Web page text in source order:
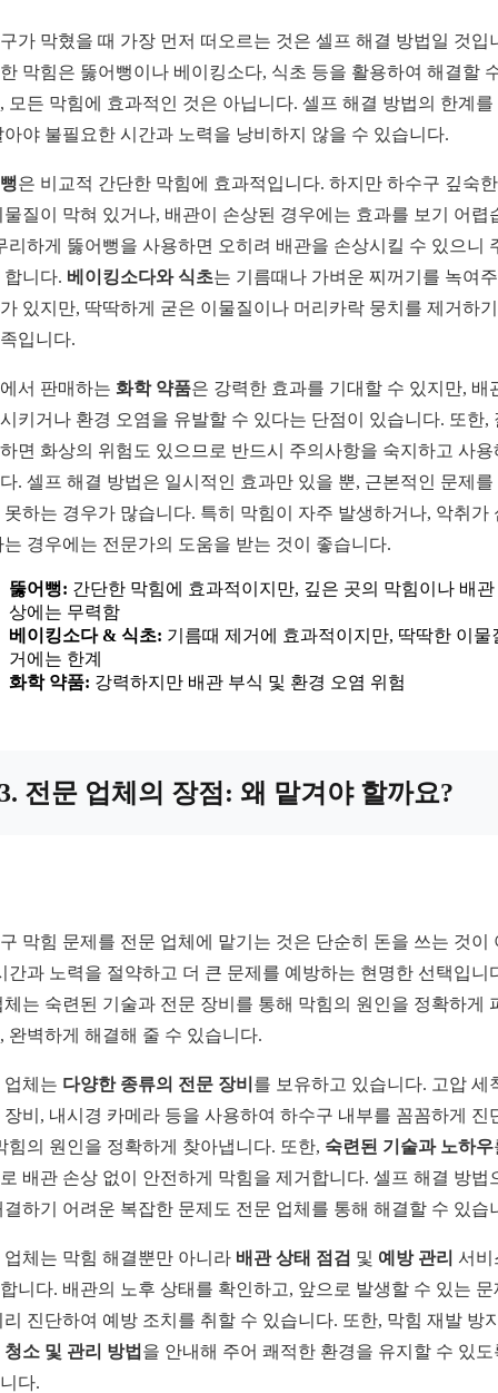
가 막혔을 때 가장 먼저 떠오르는 것은 셀프 해결 방법일 것입
막힘은 뚫어뻥이나 베이킹소다, 식초 등을 활용하여 해결할
모든 막힘에 효과적인 것은 아닙니다. 셀프 해결 방법의 한계를
아야 불필요한 시간과 노력을 낭비하지 않을 수 있습니다.
은 비교적 간단한 막힘에 효과적입니다. 하지만 하수구 깊숙
물질이 막혀 있거나, 배관이 손상된 경우에는 효과를 보기 어렵
리하게 뚫어뻥을 사용하면 오히려 배관을 손상시킬 수 있으니
합니다. 베이킹소다와 식초는 기름때나 가벼운 찌꺼기를 녹여
있지만, 딱딱하게 굳은 이물질이나 머리카락 뭉치를 제거하
입니다.
서 판매하는 화학 약품은 강력한 효과를 기대할 수 있지만, 배
키거나 환경 오염을 유발할 수 있다는 단점이 있습니다. 또한,
면 화상의 위험도 있으므로 반드시 주의사항을 숙지하고 사용
. 셀프 해결 방법은 일시적인 효과만 있을 뿐, 근본적인 문제를
못하는 경우가 많습니다. 특히 막힘이 자주 발생하거나, 악취가
는 경우에는 전문가의 도움을 받는 것이 좋습니다.
뚫어뻥: 간단한 막힘에 효과적이지만, 깊은 곳의 막힘이나 배관
상에는 무력함
베이킹소다 & 식초: 기름때 제거에 효과적이지만, 딱딱한 이물
거에는 한계
화학 약품: 강력하지만 배관 부식 및 환경 오염 위험
전문 업체의 장점: 왜 맡겨야 할까요?
막힘 문제를 전문 업체에 맡기는 것은 단순히 돈을 쓰는 것이
간과 노력을 절약하고 더 큰 문제를 예방하는 현명한 선택입니
체는 숙련된 기술과 전문 장비를 통해 막힘의 원인을 정확하게
완벽하게 해결해 줄 수 있습니다.
업체는 다양한 종류의 전문 장비 를 보유하고 있습니다. 고압 세
장비, 내시경 카메라 등을 사용하여 하수구 내부를 꼼꼼하게 진
힘의 원인을 정확하게 찾아냅니다. 또한, 숙련된 기술과 노하우
배관 손상 없이 안전하게 막힘을 제거합니다. 셀프 해결 방법
결하기 어려운 복잡한 문제도 전문 업체를 통해 해결할 수 있습
업체는 막힘 해결뿐만 아니라 배관 상태 점검 및 예방 관리 서비
니다. 배관의 노후 상태를 확인하고, 앞으로 발생할 수 있는 문
리 진단하여 예방 조치를 취할 수 있습니다. 또한, 막힘 재발 방
청소 및 관리 방법 을 안내해 주어 쾌적한 환경을 유지할 수 있도
다.